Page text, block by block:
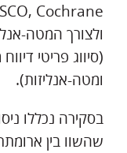
(סיווג פריטי
ומטה-אנליזות).
בסקירה נכללו
שהשוו בין